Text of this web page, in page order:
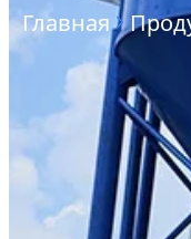
Главная
Стационарные